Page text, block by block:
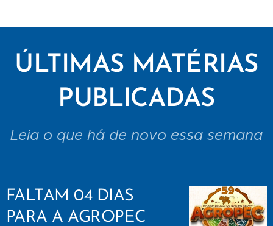
ÚLTIMAS MATÉRIAS
PUBLICADAS
Leia o que há de novo essa semana
FALTAM 04 DIAS
PARA A AGROPEC